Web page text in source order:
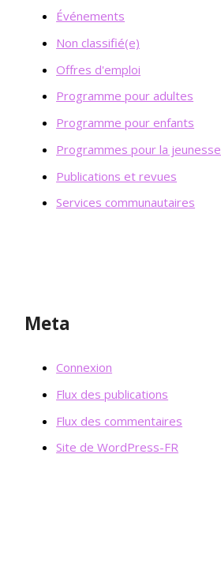
Événements
Non classifié(e)
Offres d'emploi
Programme pour adultes
Programme pour enfants
Programmes pour la jeunesse
Publications et revues
Services communautaires
Meta
Connexion
Flux des publications
Flux des commentaires
Site de WordPress-FR